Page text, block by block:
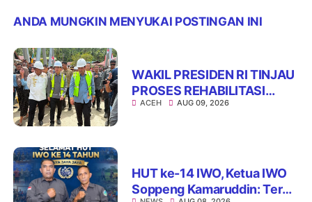
ANDA MUNGKIN MENYUKAI POSTINGAN INI
WAKIL PRESIDEN RI TINJAU
PROSES REHABILITASI
JEMBATAN LUMUT,
ACEH AUG 09, 2026
HUT ke-14 IWO, Ketua IWO
Soppeng Kamaruddin: Terus